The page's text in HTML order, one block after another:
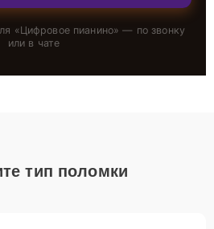
«Цифровое пианино» — по звонку
или в чате
тип поломки